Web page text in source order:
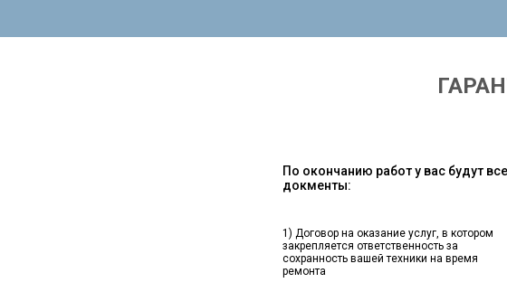
По окончанию работ у вас будут все
докменты:
1) Договор на оказание услуг, в котором
закрепляется ответственность за
сохранность вашей техники на время
ремонта